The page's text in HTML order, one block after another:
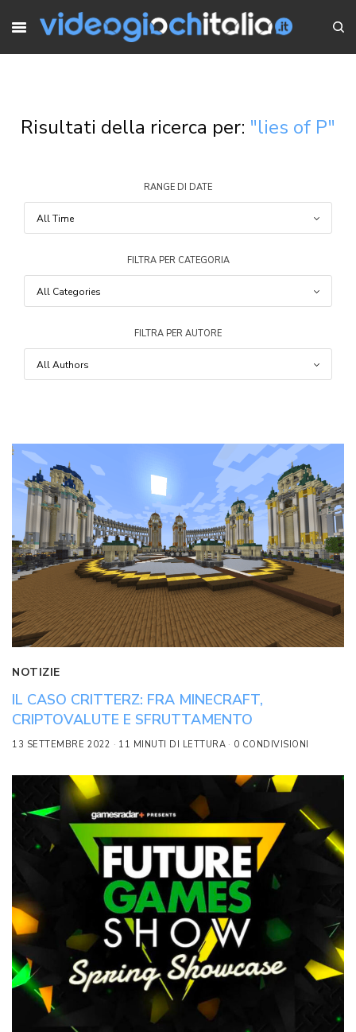
Risultati della ricerca per: "lies of P"
RANGE DI DATE
FILTRA PER CATEGORIA
FILTRA PER AUTORE
NOTIZIE
IL CASO CRITTERZ: FRA MINECRAFT,
CRIPTOVALUTE E SFRUTTAMENTO
13 SETTEMBRE 2022 11 MINUTI DI LETTURA 0 CONDIVISIONI